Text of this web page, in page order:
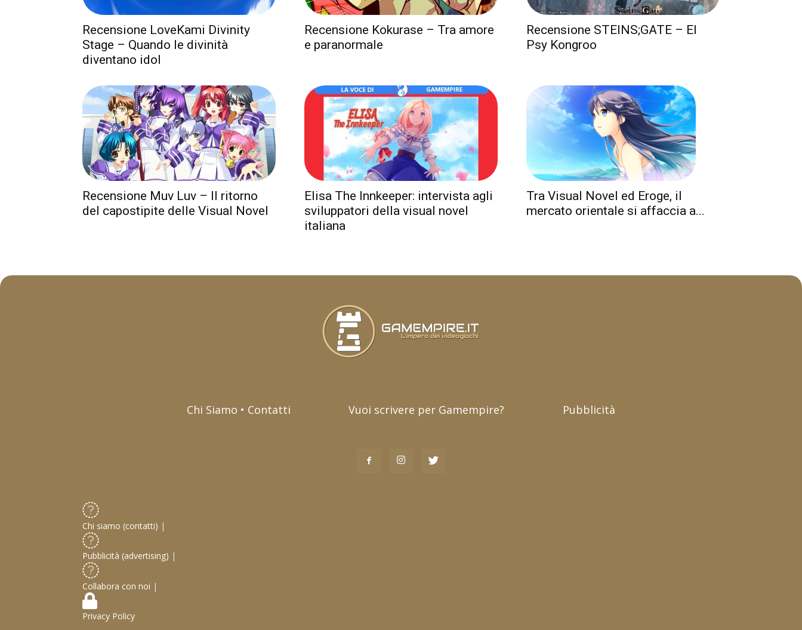
Recensione LoveKami Divinity
Stage – Quando le divinità
diventano idol
Recensione Kokurase – Tra amore
e paranormale
Recensione STEINS;GATE – El
Psy Kongroo
Recensione Muv Luv – Il ritorno
del capostipite delle Visual Novel
Elisa The Innkeeper: intervista agli
sviluppatori della visual novel
italiana
Tra Visual Novel ed Eroge, il
mercato orientale si affaccia a...
Chi Siamo • Contatti Vuoi scrivere per Gamempire? Pubblicità
Chi siamo (contatti) |
Pubblicità (advertising) |
Collabora con noi |
Privacy Policy